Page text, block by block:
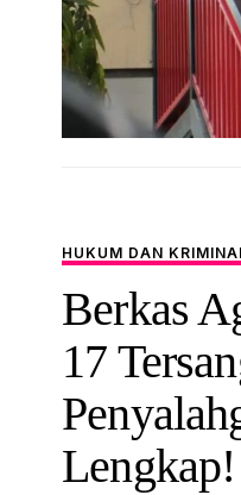
HUKUM DAN
Berkas
17
Lengkap!